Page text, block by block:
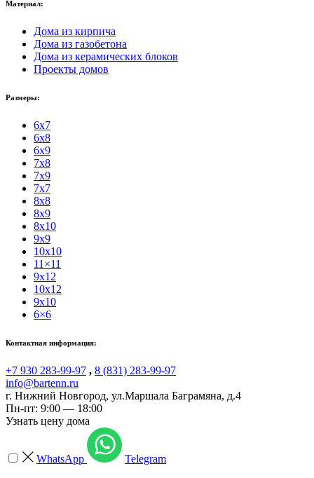
Материал:
Дома из кирпича
Дома из газобетона
Дома из керамических блоков
Проекты домов
Размеры:
6x7
6x8
6x9
7x8
7x9
7x7
8x8
8x9
8x10
9x9
10x10
11×11
9x12
10x12
9x10
6×6
Контактная информация:
+7 930 283-99-97 , 8 (831) 283-99-97
info@bartenn.ru
г. Нижний Новгород, ул.Маршала Баграмяна, д.4
Пн-пт: 9:00 — 18:00
Узнать цену дома
WhatsApp Telegram